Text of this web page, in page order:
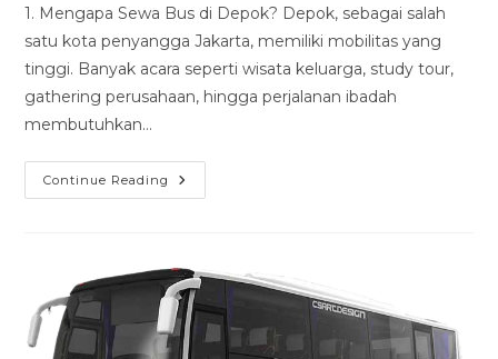
1. Mengapa Sewa Bus di Depok? Depok, sebagai salah
satu kota penyangga Jakarta, memiliki mobilitas yang
tinggi. Banyak acara seperti wisata keluarga, study tour,
gathering perusahaan, hingga perjalanan ibadah
membutuhkan…
Continue Reading Sewa
Bus